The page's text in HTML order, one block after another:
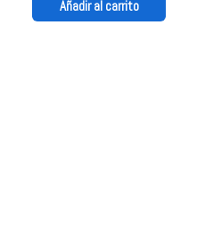
Añadir al carrito